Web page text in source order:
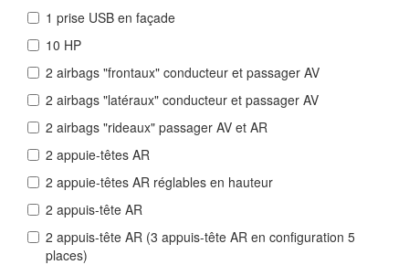
1 prise USB en façade
10 HP
2 airbags "frontaux" conducteur et passager AV
2 airbags "latéraux" conducteur et passager AV
2 airbags "rideaux" passager AV et AR
2 appuie-têtes AR
2 appuie-têtes AR réglables en hauteur
2 appuis-tête AR
2 appuis-tête AR (3 appuis-tête AR en configuration 5
places)